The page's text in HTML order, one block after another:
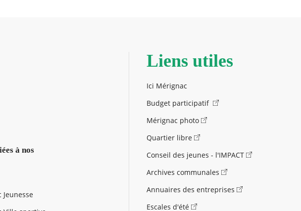
à nos
Jeunesse
Liens utiles
Ici Mérignac
Budget participatif
Mérignac photo
Quartier libre
Conseil des jeunes - l'IMPACT
Archives communales
Annuaires des entreprises
Escales d'été